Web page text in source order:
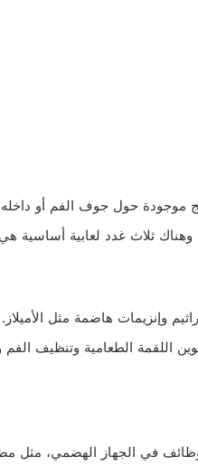
موجودة حول جوف الفم أو
ثلاث غدد لعابية أساسية
وإنزيمات هاضمة مثل
اللقمة الطعامية وتنظيف الفم
في الجهاز الهضمي، مثل مضغ